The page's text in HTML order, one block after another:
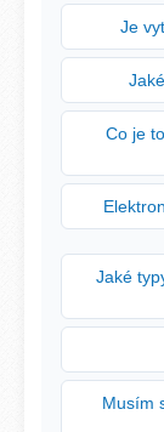
Je
Co je
Jaké
Musím